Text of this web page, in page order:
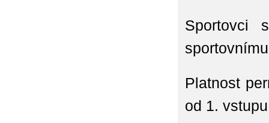
Sportovci
Platnost
od 1. vstupu